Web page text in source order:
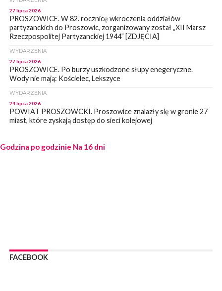
27 lipca 2026
PROSZOWICE. W 82. rocznicę wkroczenia oddziałów
partyzanckich do Proszowic, zorganizowany został „XII Marsz
Rzeczpospolitej Partyzanckiej 1944” [ZDJĘCIA]
WYDARZENIA
27 lipca 2026
PROSZOWICE. Po burzy uszkodzone słupy enegeryczne.
Wody nie mają: Kościelec, Lekszyce
WYDARZENIA
24 lipca 2026
POWIAT PROSZOWCKI. Proszowice znalazły się w gronie 27
miast, które zyskają dostęp do sieci kolejowej
23 lipca 2026
POWIAT PROSZOWICE. Obchody Święta Policji w
WYDARZENIA
Godzina po godzinie Na 16 dni
FACEBOOK